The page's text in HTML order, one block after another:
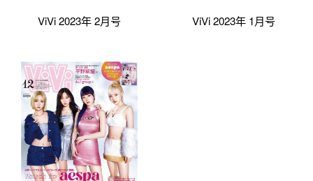
ViVi 2023年 2月号 ViVi 2023年 1月号